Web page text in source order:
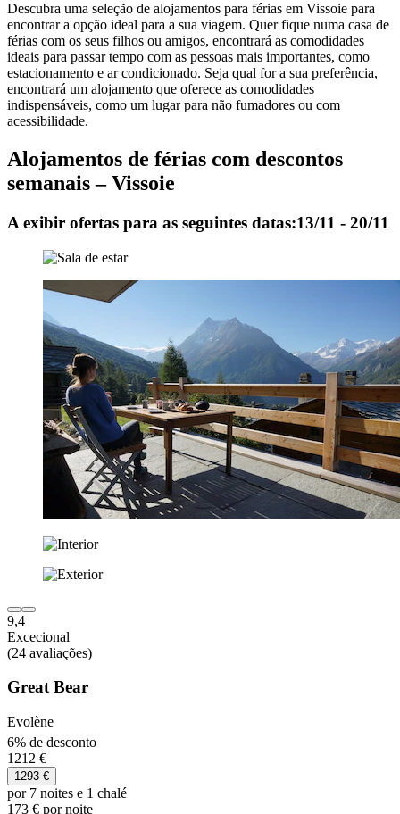
Descubra uma seleção de alojamentos para férias em Vissoie para
encontrar a opção ideal para a sua viagem. Quer fique numa casa de
férias com os seus filhos ou amigos, encontrará as comodidades
ideais para passar tempo com as pessoas mais importantes, como
estacionamento e ar condicionado. Seja qual for a sua preferência,
encontrará um alojamento que oferece as comodidades
indispensáveis, como um lugar para não fumadores ou com
acessibilidade.
Alojamentos de férias com descontos
semanais – Vissoie
A exibir ofertas para as seguintes datas:13/11 - 20/11
9,4
Excecional
(24 avaliações)
Great Bear
Evolène
6% de desconto
1212 €
1293 €
por 7 noites e 1 chalé
173 € por noite